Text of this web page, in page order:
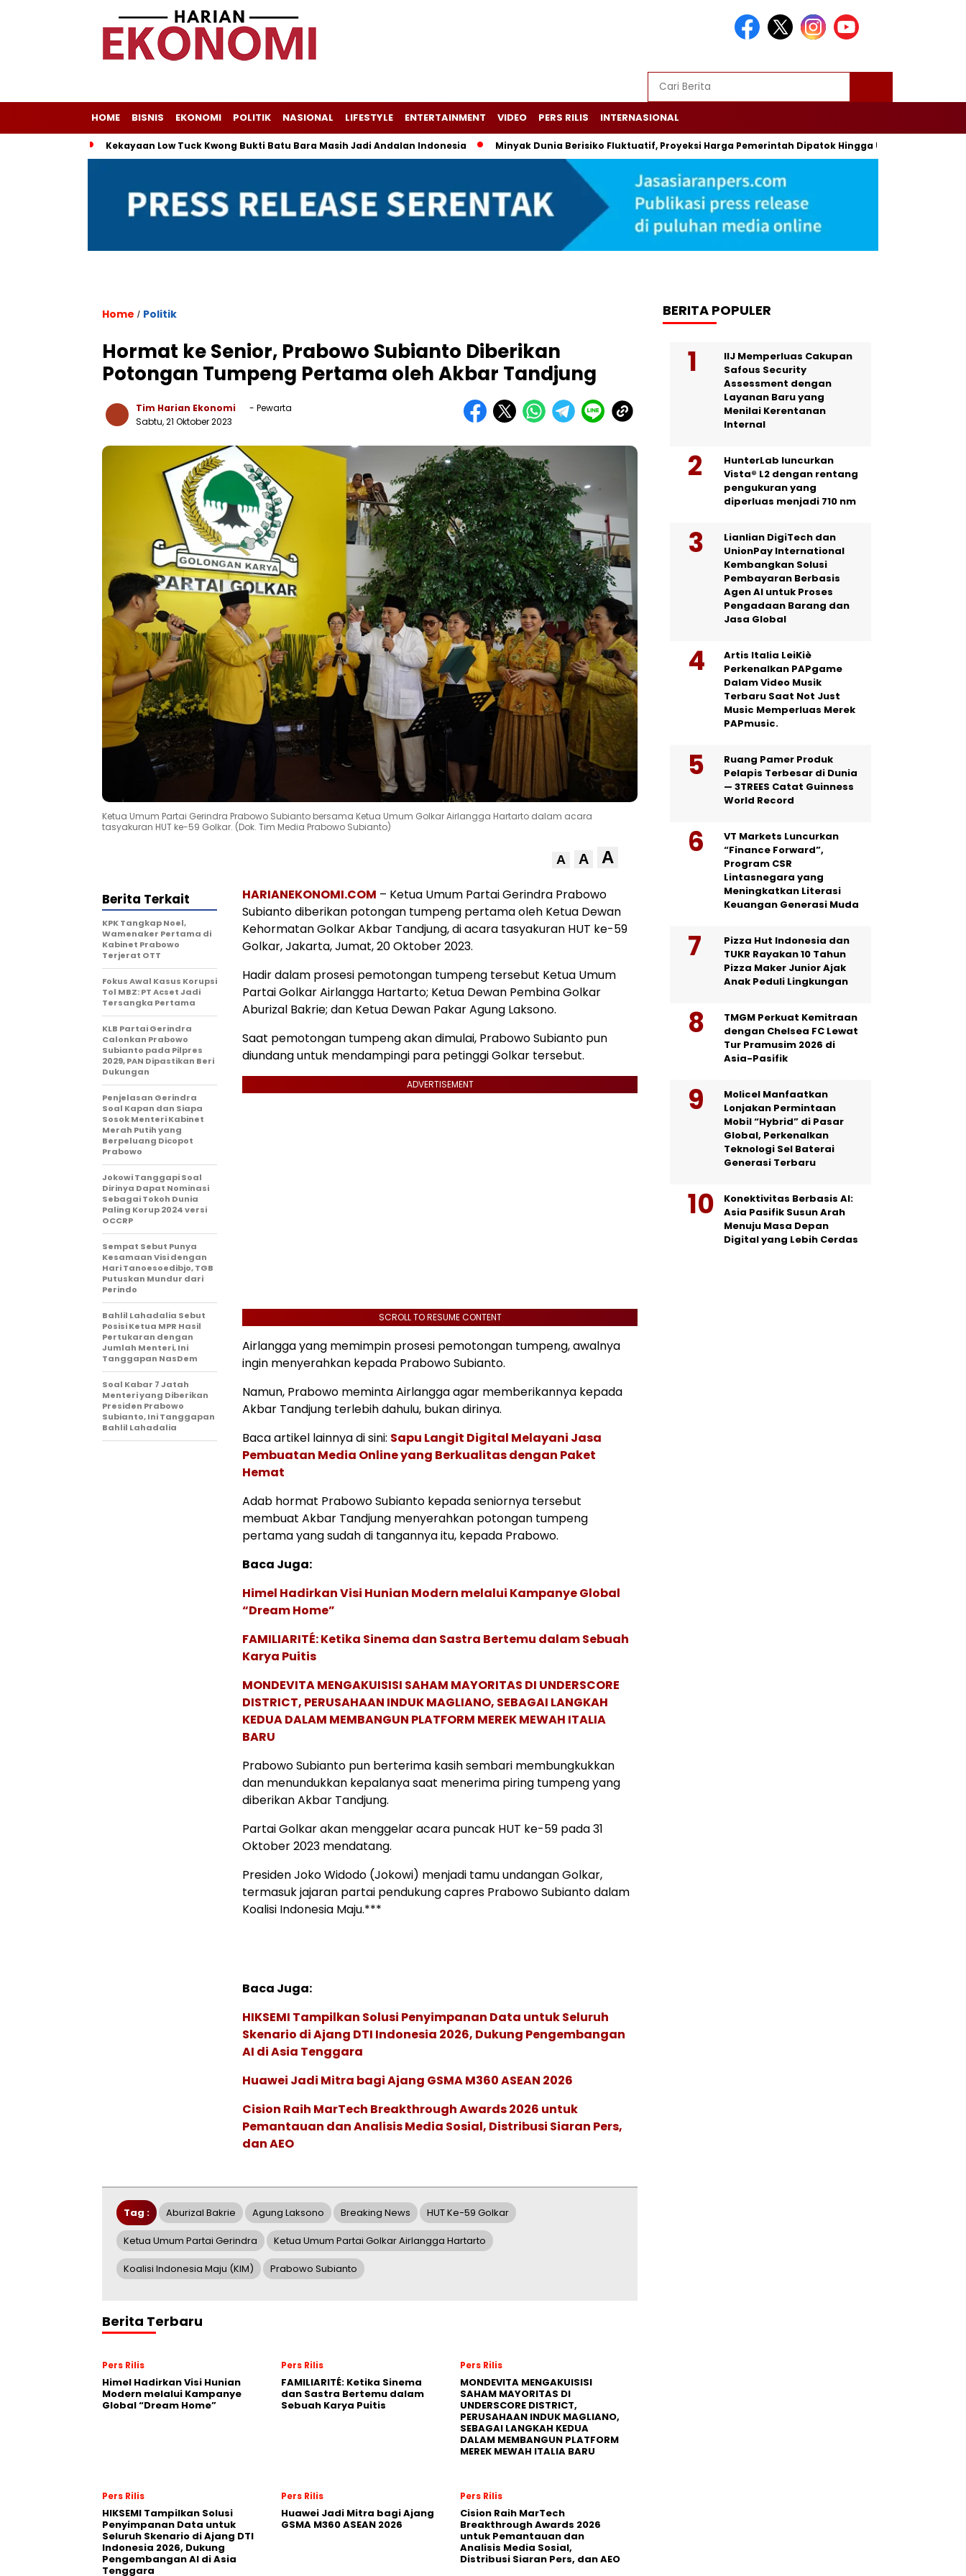
HOME BISNIS EKONOMI POLITIK NASIONAL LIFESTYLE ENTERTAINMENT VIDEO PERS RILIS INTERNASIONAL
Kekayaan Low Tuck Kwong Bukti Batu Bara Masih Jadi Andalan Indonesia Minyak Dunia Berisiko Fluktuatif, Proyeksi Harga Pemerintah Dipatok Hingga USD 94
Home / Politik
Hormat ke Senior, Prabowo Subianto Diberikan
Potongan Tumpeng Pertama oleh Akbar Tandjung
Tim Harian Ekonomi
- Pewarta
Sabtu, 21 Oktober 2023
Ketua Umum Partai Gerindra Prabowo Subianto bersama Ketua Umum Golkar Airlangga Hartarto dalam acara
tasyakuran HUT ke-59 Golkar. (Dok. Tim Media Prabowo Subianto)
A A A
HARIANEKONOMI.COM – Ketua Umum Partai Gerindra Prabowo
Subianto diberikan potongan tumpeng pertama oleh Ketua Dewan
Kehormatan Golkar Akbar Tandjung, di acara tasyakuran HUT ke-59
Golkar, Jakarta, Jumat, 20 Oktober 2023.
Hadir dalam prosesi pemotongan tumpeng tersebut Ketua Umum
Partai Golkar Airlangga Hartarto; Ketua Dewan Pembina Golkar
Aburizal Bakrie; dan Ketua Dewan Pakar Agung Laksono.
Saat pemotongan tumpeng akan dimulai, Prabowo Subianto pun
diundang untuk mendampingi para petinggi Golkar tersebut.
ADVERTISEMENT
SCROLL TO RESUME CONTENT
Airlangga yang memimpin prosesi pemotongan tumpeng, awalnya
ingin menyerahkan kepada Prabowo Subianto.
Namun, Prabowo meminta Airlangga agar memberikannya kepada
Akbar Tandjung terlebih dahulu, bukan dirinya.
Baca artikel lainnya di sini: Sapu Langit Digital Melayani Jasa
Pembuatan Media Online yang Berkualitas dengan Paket
Hemat
Adab hormat Prabowo Subianto kepada seniornya tersebut
membuat Akbar Tandjung menyerahkan potongan tumpeng
pertama yang sudah di tangannya itu, kepada Prabowo.
Baca Juga:
Himel Hadirkan Visi Hunian Modern melalui Kampanye Global
“Dream Home”
FAMILIARITÉ: Ketika Sinema dan Sastra Bertemu dalam Sebuah
Karya Puitis
MONDEVITA MENGAKUISISI SAHAM MAYORITAS DI UNDERSCORE
DISTRICT, PERUSAHAAN INDUK MAGLIANO, SEBAGAI LANGKAH
KEDUA DALAM MEMBANGUN PLATFORM MEREK MEWAH ITALIA
BARU
Prabowo Subianto pun berterima kasih sembari membungkukkan
dan menundukkan kepalanya saat menerima piring tumpeng yang
diberikan Akbar Tandjung.
Partai Golkar akan menggelar acara puncak HUT ke-59 pada 31
Oktober 2023 mendatang.
Presiden Joko Widodo (Jokowi) menjadi tamu undangan Golkar,
termasuk jajaran partai pendukung capres Prabowo Subianto dalam
Koalisi Indonesia Maju.***
Baca Juga:
HIKSEMI Tampilkan Solusi Penyimpanan Data untuk Seluruh
Skenario di Ajang DTI Indonesia 2026, Dukung Pengembangan
AI di Asia Tenggara
Huawei Jadi Mitra bagi Ajang GSMA M360 ASEAN 2026
Cision Raih MarTech Breakthrough Awards 2026 untuk
Pemantauan dan Analisis Media Sosial, Distribusi Siaran Pers,
dan AEO
Berita Terkait
KPK Tangkap Noel,
Wamenaker Pertama di
Kabinet Prabowo
Terjerat OTT
Fokus Awal Kasus Korupsi
Tol MBZ: PT Acset Jadi
Tersangka Pertama
KLB Partai Gerindra
Calonkan Prabowo
Subianto pada Pilpres
2029, PAN Dipastikan Beri
Dukungan
Penjelasan Gerindra
Soal Kapan dan Siapa
Sosok Menteri Kabinet
Merah Putih yang
Berpeluang Dicopot
Prabowo
Jokowi Tanggapi Soal
Dirinya Dapat Nominasi
Sebagai Tokoh Dunia
Paling Korup 2024 versi
OCCRP
Sempat Sebut Punya
Kesamaan Visi dengan
Hari Tanoesoedibjo, TGB
Putuskan Mundur dari
Perindo
Bahlil Lahadalia Sebut
Posisi Ketua MPR Hasil
Pertukaran dengan
Jumlah Menteri, Ini
Tanggapan NasDem
Soal Kabar 7 Jatah
Menteri yang Diberikan
Presiden Prabowo
Subianto, Ini Tanggapan
Bahlil Lahadalia
Tag : Aburizal Bakrie Agung Laksono Breaking News HUT Ke-59 Golkar
Ketua Umum Partai Gerindra Ketua Umum Partai Golkar Airlangga Hartarto
Koalisi Indonesia Maju (KIM) Prabowo Subianto
Berita Terbaru
Pers Rilis
Himel Hadirkan Visi Hunian
Modern melalui Kampanye
Global “Dream Home”
Pers Rilis
FAMILIARITÉ: Ketika Sinema
dan Sastra Bertemu dalam
Sebuah Karya Puitis
Pers Rilis
MONDEVITA MENGAKUISISI
SAHAM MAYORITAS DI
UNDERSCORE DISTRICT,
PERUSAHAAN INDUK MAGLIANO,
SEBAGAI LANGKAH KEDUA
DALAM MEMBANGUN PLATFORM
MEREK MEWAH ITALIA BARU
Pers Rilis
HIKSEMI Tampilkan Solusi
Penyimpanan Data untuk
Seluruh Skenario di Ajang DTI
Indonesia 2026, Dukung
Pengembangan AI di Asia
Tenggara
Pers Rilis
Huawei Jadi Mitra bagi Ajang
GSMA M360 ASEAN 2026
Pers Rilis
Cision Raih MarTech
Breakthrough Awards 2026
untuk Pemantauan dan
Analisis Media Sosial,
Distribusi Siaran Pers, dan AEO
BERITA POPULER
IIJ Memperluas Cakupan
Safous Security
Assessment dengan
Layanan Baru yang
Menilai Kerentanan
Internal
HunterLab luncurkan
Vista® L2 dengan rentang
pengukuran yang
diperluas menjadi 710 nm
Lianlian DigiTech dan
UnionPay International
Kembangkan Solusi
Pembayaran Berbasis
Agen AI untuk Proses
Pengadaan Barang dan
Jasa Global
Artis Italia LeiKiè
Perkenalkan PAPgame
Dalam Video Musik
Terbaru Saat Not Just
Music Memperluas Merek
PAPmusic.
Ruang Pamer Produk
Pelapis Terbesar di Dunia
— 3TREES Catat Guinness
World Record
VT Markets Luncurkan
“Finance Forward”,
Program CSR
Lintasnegara yang
Meningkatkan Literasi
Keuangan Generasi Muda
Pizza Hut Indonesia dan
TUKR Rayakan 10 Tahun
Pizza Maker Junior Ajak
Anak Peduli Lingkungan
TMGM Perkuat Kemitraan
dengan Chelsea FC Lewat
Tur Pramusim 2026 di
Asia-Pasifik
Molicel Manfaatkan
Lonjakan Permintaan
Mobil “Hybrid” di Pasar
Global, Perkenalkan
Teknologi Sel Baterai
Generasi Terbaru
Konektivitas Berbasis AI:
Asia Pasifik Susun Arah
Menuju Masa Depan
Digital yang Lebih Cerdas